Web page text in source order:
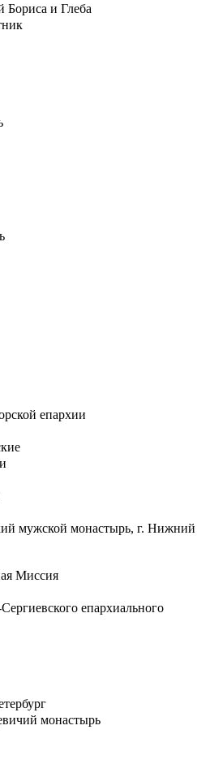
Бориса и Глеба
епархии
мужской монастырь, г. Нижний
Миссия
епархиального
монастырь